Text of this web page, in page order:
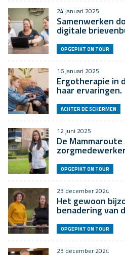
24 januari 2025
Samenwerken
digitale
OPGEPIKT ON TOUR
16 januari 2025
Ergotherapie in
haar ervaringen.
ACHTER DE SCHERMEN
12 juni 2025
De
OPGEPIKT ON TOUR
23 december 2024
Het gewoon
benadering van
OPGEPIKT ON TOUR
23 december 2024